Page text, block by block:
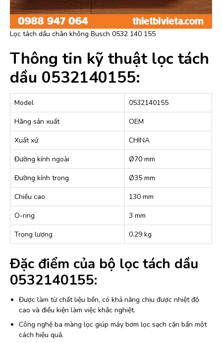
Lọc tách dầu chân không Busch 0532 140 155
Thông tin kỹ thuật lọc tách
dầu 0532140155:
Model
0532140155
Hãng sản xuất
OEM
Xuất xứ
CHINA
Đường kính ngoài
Ø70 mm
Đường kính trong
Ø35 mm
Chiều cao
130 mm
O-ring
3 mm
Trọng lượng
0.29 kg
Đặc điểm của bộ lọc tách dầu
0532140155:
Được làm từ chất liệu bền, có khả năng chịu được nhiệt độ
cao và điều kiện làm việc khắc nghiệt.
Công nghệ ba màng lọc giúp máy bơm lọc sạch cặn bẩn một
cách hiệu quả.